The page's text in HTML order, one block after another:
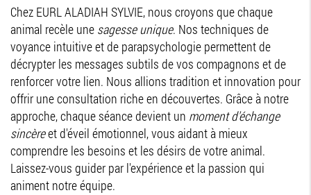
Chez EURL ALADIAH SYLVIE, nous croyons que chaque
animal recèle une sagesse unique. Nos techniques de
voyance intuitive et de parapsychologie permettent de
décrypter les messages subtils de vos compagnons et de
renforcer votre lien. Nous allions tradition et innovation pour
offrir une consultation riche en découvertes. Grâce à notre
approche, chaque séance devient un moment d'échange
sincèreet d'éveil émotionnel, vous aidant à mieux
comprendre les besoins et les désirs de votre animal.
Laissez-vous guider par l'expérience et la passion qui
animent notre équipe.